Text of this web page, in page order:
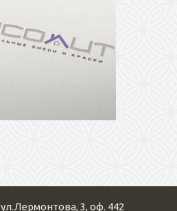
ул.Лермонтова, 3, оф. 442